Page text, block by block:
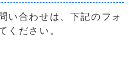
い合わせは、下記のフォ
ください。